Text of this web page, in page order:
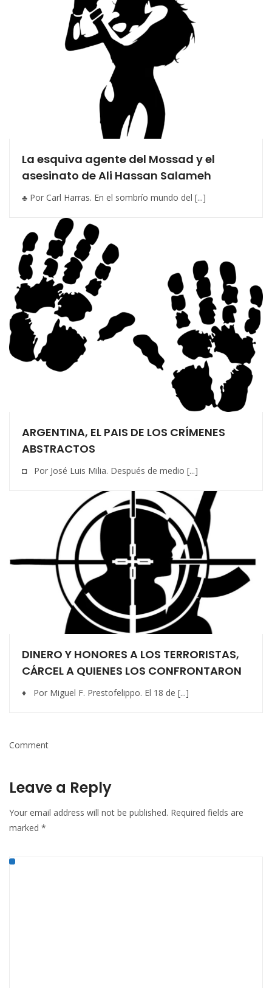
La esquiva agente del Mossad y el
asesinato de Ali Hassan Salameh
♣ Por Carl Harras. En el sombrío mundo del [...]
ARGENTINA, EL PAIS DE LOS CRÍMENES
ABSTRACTOS
◘ Por José Luis Milia. Después de medio [...]
DINERO Y HONORES A LOS TERRORISTAS,
CÁRCEL A QUIENES LOS CONFRONTARON
♦ Por Miguel F. Prestofelippo. El 18 de [...]
Comment
Leave a Reply
Your email address will not be published. Required fields are
marked *